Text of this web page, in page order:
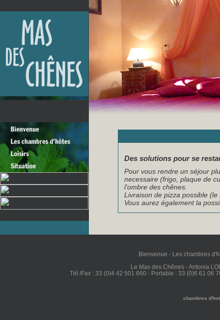
Des solutions pour se
Pour vous rendre un séjour
necessaire (frigo, plaque de
l'ombre des chênes.
Livraison de pizza possible (le
Vous aurez également la
Bienvenue - Les chambres
Le Mas des Chênes - Antonia
Tél /Fax : 33 (0)4 42 501 660 - Portable : 33 (0)6 61 06
chambres